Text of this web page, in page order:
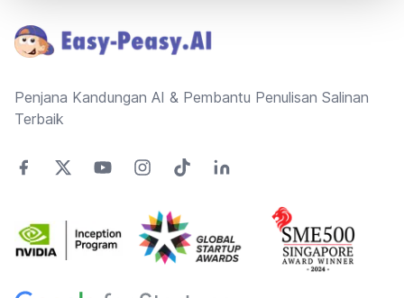
Penjana Kandungan AI & Pembantu Penulisan Salinan
Terbaik